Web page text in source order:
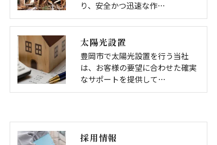
り、安全かつ迅速な作…
太陽光設置
豊岡市で太陽光設置を行う当社
は、お客様の要望に合わせた確実
なサポートを提供して…
採用情報